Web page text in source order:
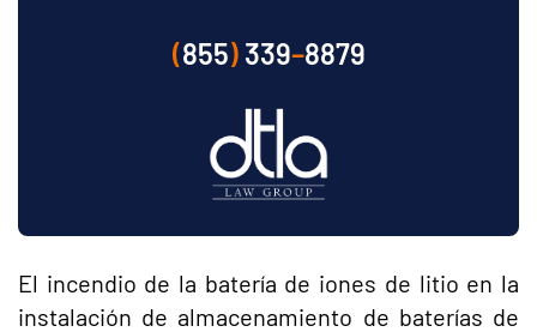
(855)339–8879
El incendio de la batería de iones de litio en la
instalación de almacenamiento de baterías de